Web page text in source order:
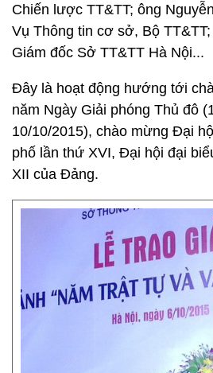
Chiến lược TT&TT; ông
Vụ Thông tin cơ sở, Bộ
Giám đốc Sở TT&TT Hà Nội...
Đây là hoạt động hướng tới
năm Ngày Giải phóng Thủ đô
10/10/2015), chào mừng Đại
phố lần thứ XVI, Đại hội đại
XII của Đảng.